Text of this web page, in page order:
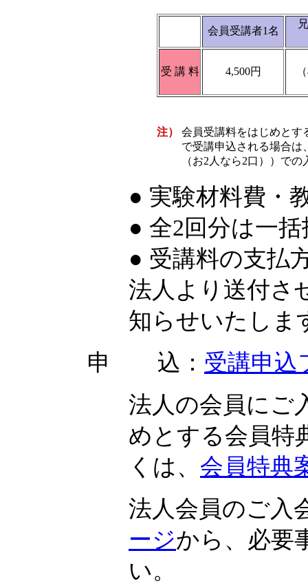
会員受講者1名
受 講 料 4,500円
注）
会員受講料をはじめとす
で受講申込される場合は
（お2人なら2口））で
● 実験材料費・
● 全2回分は一
● 受講料の支払
法人より送付さ
知らせいたしま
申 込： 受講申込
法人の会員にご
めとする会員特
くは、 会員特典
法人会員のご入
ージから、必要
い。